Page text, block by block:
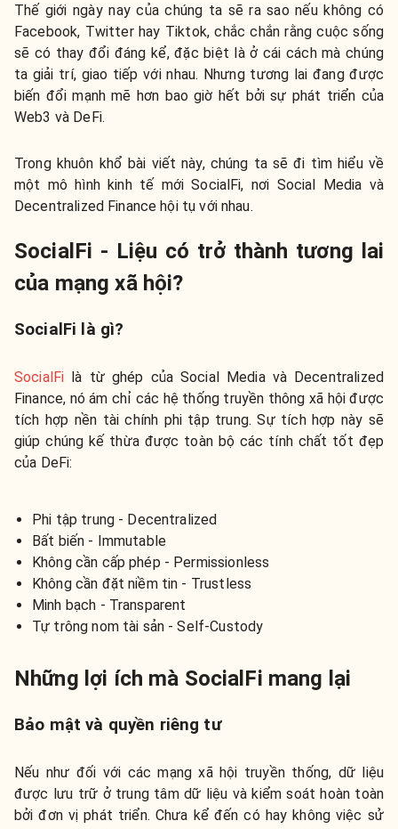
Thế giới ngày nay của chúng ta sẽ ra sao nếu không có
Facebook, Twitter hay Tiktok, chắc chắn rằng cuộc sống
sẽ có thay đổi đáng kể, đặc biệt là ở cái cách mà chúng
ta giải trí, giao tiếp với nhau. Nhưng tương lai đang được
biến đổi mạnh mẽ hơn bao giờ hết bởi sự phát triển của
Web3 và DeFi.
Trong khuôn khổ bài viết này, chúng ta sẽ đi tìm hiểu về
một mô hình kinh tế mới SocialFi, nơi Social Media và
Decentralized Finance hội tụ với nhau.
SocialFi - Liệu có trở thành tương lai
của mạng xã hội?
SocialFi là gì?
SocialFi là từ ghép của Social Media và Decentralized
Finance, nó ám chỉ các hệ thống truyền thông xã hội được
tích hợp nền tài chính phi tập trung. Sự tích hợp này sẽ
giúp chúng kế thừa được toàn bộ các tính chất tốt đẹp
của DeFi:
Phi tập trung - Decentralized
Bất biến - Immutable
Không cần cấp phép - Permissionless
Không cần đặt niềm tin - Trustless
Minh bạch - Transparent
Tự trông nom tài sản - Self-Custody
Những lợi ích mà SocialFi mang lại
Bảo mật và quyền riêng tư
Nếu như đối với các mạng xã hội truyền thống, dữ liệu
được lưu trữ ở trung tâm dữ liệu và kiểm soát hoàn toàn
bởi đơn vị phát triển. Chưa kể đến có hay không việc sử